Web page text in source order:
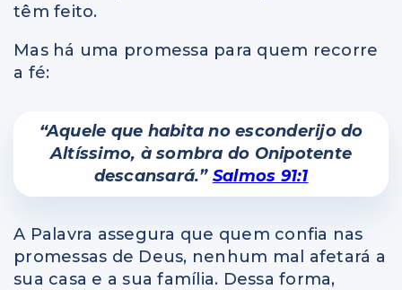
têm feito.
Mas há uma promessa para quem recorre
a fé:
“Aquele que habita no esconderijo do
Altíssimo, à sombra do Onipotente
descansará.” Salmos 91:1
A Palavra assegura que quem confia nas
promessas de Deus, nenhum mal afetará a
sua casa e a sua família. Dessa forma,